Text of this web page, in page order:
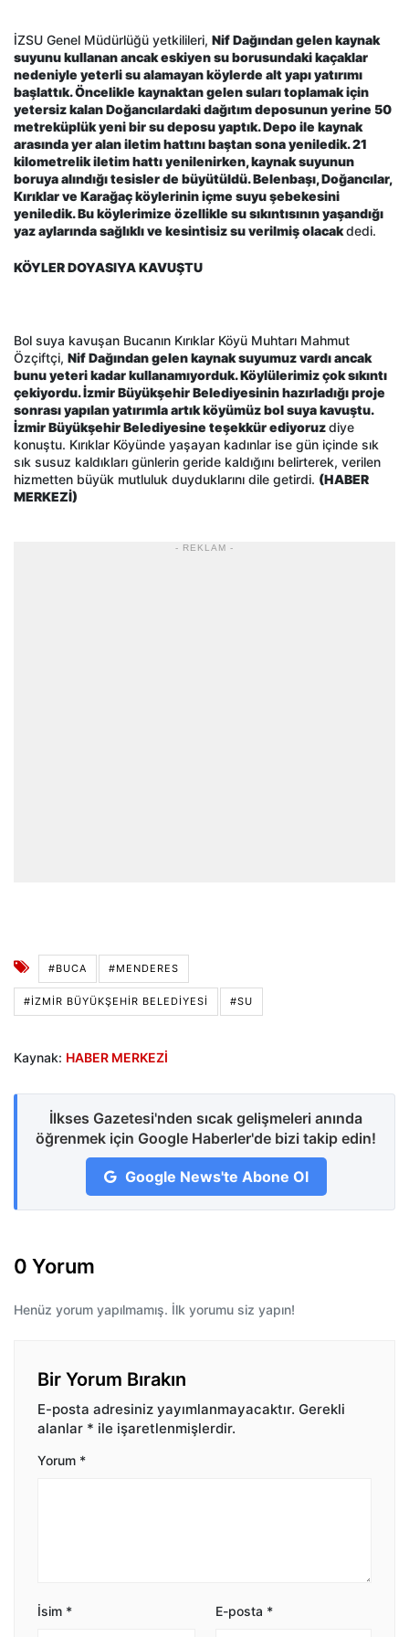
İZSU Genel Müdürlüğü yetkilileri, Nif Dağından gelen kaynak
suyunu kullanan ancak eskiyen su borusundaki kaçaklar
nedeniyle yeterli su alamayan köylerde alt yapı yatırımı
başlattık. Öncelikle kaynaktan gelen suları toplamak için
yetersiz kalan Doğancılardaki dağıtım deposunun yerine 50
metreküplük yeni bir su deposu yaptık. Depo ile kaynak
arasında yer alan iletim hattını baştan sona yeniledik. 21
kilometrelik iletim hattı yenilenirken, kaynak suyunun
boruya alındığı tesisler de büyütüldü. Belenbaşı, Doğancılar,
Kırıklar ve Karağaç köylerinin içme suyu şebekesini
yeniledik. Bu köylerimize özellikle su sıkıntısının yaşandığı
yaz aylarında sağlıklı ve kesintisiz su verilmiş olacakdedi.
KÖYLER DOYASIYA KAVUŞTU
Bol suya kavuşan Bucanın Kırıklar Köyü Muhtarı Mahmut
Özçiftçi, Nif Dağından gelen kaynak suyumuz vardı ancak
bunu yeteri kadar kullanamıyorduk. Köylülerimiz çok sıkıntı
çekiyordu. İzmir Büyükşehir Belediyesinin hazırladığı proje
sonrası yapılan yatırımla artık köyümüz bol suya kavuştu.
İzmir Büyükşehir Belediyesine teşekkür ediyoruzdiye
konuştu. Kırıklar Köyünde yaşayan kadınlar ise gün içinde sık
sık susuz kaldıkları günlerin geride kaldığını belirterek, verilen
hizmetten büyük mutluluk duyduklarını dile getirdi. (HABER
MERKEZİ)
- REKLAM -
#BUCA #MENDERES
#İZMIR BÜYÜKŞEHIR BELEDIYESI #SU
Kaynak: HABER MERKEZİ
İlkses Gazetesi'nden sıcak gelişmeleri anında
öğrenmek için Google Haberler'de bizi takip edin!
Google News'te Abone Ol
0 Yorum
Henüz yorum yapılmamış. İlk yorumu siz yapın!
Bir Yorum Bırakın
E-posta adresiniz yayımlanmayacaktır. Gerekli
alanlar * ile işaretlenmişlerdir.
Yorum *
İsim * E-posta *